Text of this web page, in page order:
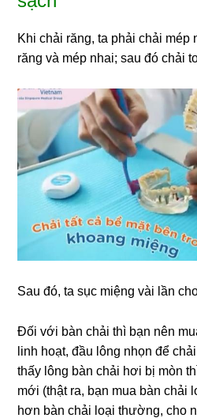
Khi chải răng, ta phải chải mép
răng và mép nhai; sau đó chải
Sau đó, ta sục miệng vài lần
Đối với bàn chải thì bạn nên
linh hoạt, đầu lông nhọn để
thấy lông bàn chải hơi bị mòn
mới (thật ra, bạn mua bàn chải
hơn bàn chải loại thường, cho